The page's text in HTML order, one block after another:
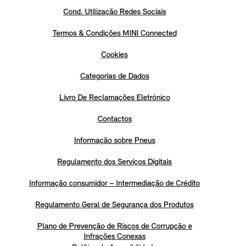
Cond. Utilização Redes Sociais
Termos & Condições MINI Connected
Cookies
Categorias de Dados
Livro De Reclamações Eletrónico
Contactos
Informação sobre Pneus
Regulamento dos Serviços Digitais
Informação consumidor – Intermediação de Crédito
Regulamento Geral de Segurança dos Produtos
Plano de Prevenção de Riscos de Corrupção e
Infrações Conexas